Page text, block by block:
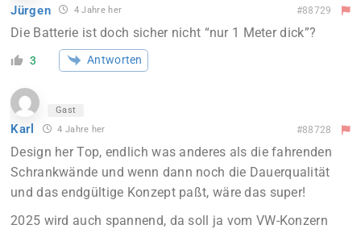
Jürgen 4 Jahre her #88729
Die Batterie ist doch sicher nicht “nur 1 Meter dick”?
3 Antworten
Gast
Karl 4 Jahre her #88728
Design her Top, endlich was anderes als die fahrenden
Schrankwände und wenn dann noch die Dauerqualität
und das endgültige Konzept paßt, wäre das super!
2025 wird auch spannend, da soll ja vom VW-Konzern